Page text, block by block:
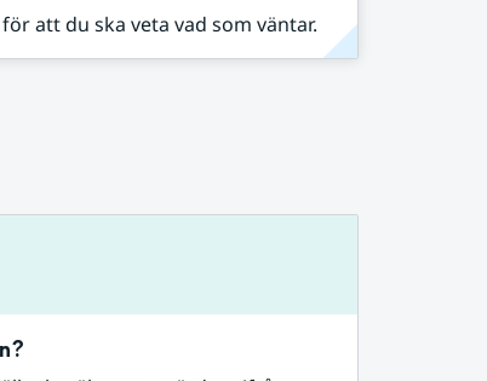
att du ska veta vad som väntar.